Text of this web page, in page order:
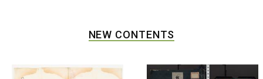
NEW CONTENTS